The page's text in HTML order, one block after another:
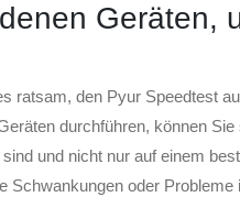
Geräten,
ratsam, den Pyur Speedtest
durchführen, können
und nicht nur auf einem
Schwankungen oder Probleme